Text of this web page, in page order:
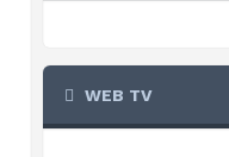
WEB TV